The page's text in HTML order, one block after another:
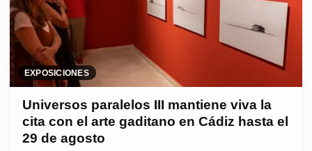
EXPOSICIONES
Universos paralelos III mantiene viva la
cita con el arte gaditano en Cádiz hasta el
29 de agosto